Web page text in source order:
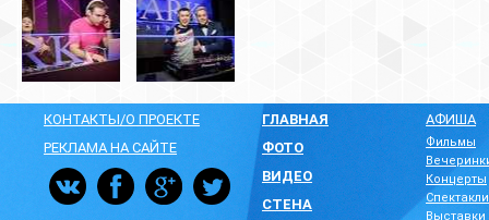
КОНТАКТЫ/О ПРОЕКТЕ
РЕКЛАМА НА САЙТЕ
ГЛАВНАЯ
ФОТО
ВИДЕО
СТЕНА
АФИША
Фильмы
Концерты
Спектакли
Выставки